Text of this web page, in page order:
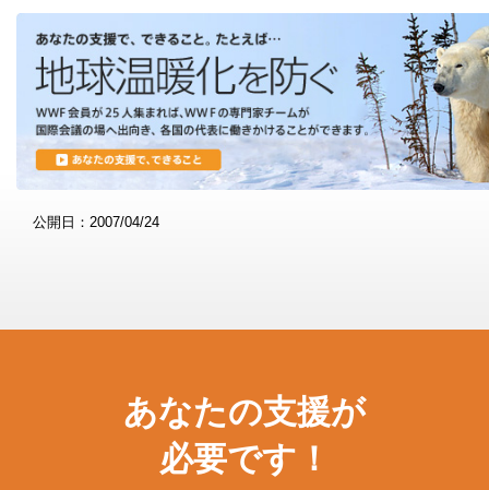
公開日：2007/04/24
あなたの支援が
必要です！